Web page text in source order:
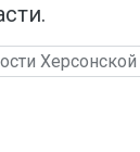
Херсонской